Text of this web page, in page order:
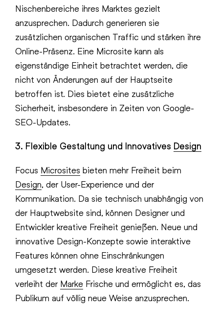
Nischenbereiche ihres Marktes gezielt
anzusprechen. Dadurch generieren sie
zusätzlichen organischen Traffic und stärken ihre
Online-Präsenz. Eine Microsite kann als
eigenständige Einheit betrachtet werden, die
nicht von Änderungen auf der Hauptseite
betroffen ist. Dies bietet eine zusätzliche
Sicherheit, insbesondere in Zeiten von Google-
SEO-Updates.
3. Flexible Gestaltung und Innovatives Design
Focus Microsites bieten mehr Freiheit beim
Design, der User-Experience und der
Kommunikation. Da sie technisch unabhängig von
der Hauptwebsite sind, können Designer und
Entwickler kreative Freiheit genießen. Neue und
innovative Design-Konzepte sowie interaktive
Features können ohne Einschränkungen
umgesetzt werden. Diese kreative Freiheit
verleiht der Marke Frische und ermöglicht es, das
Publikum auf völlig neue Weise anzusprechen.